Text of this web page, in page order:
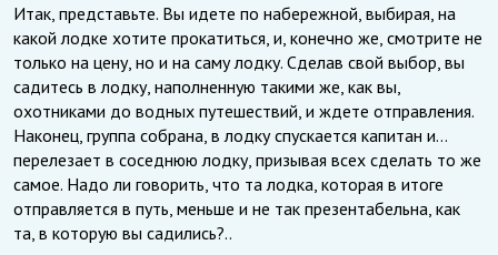
Итак, представьте. Вы идете по набережной, выбирая, на
какой лодке хотите прокатиться, и, конечно же, смотрите не
только на цену, но и на саму лодку. Сделав свой выбор, вы
садитесь в лодку, наполненную такими же, как вы,
охотниками до водных путешествий, и ждете отправления.
Наконец, группа собрана, в лодку спускается капитан и…
перелезает в соседнюю лодку, призывая всех сделать то же
самое. Надо ли говорить, что та лодка, которая в итоге
отправляется в путь, меньше и не так презентабельна, как
та, в которую вы садились?..